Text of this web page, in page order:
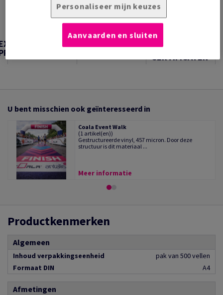
Artikel snijden
TECHNISCHE
INFORMATIE &
CERTIFICATEN
U bent misschien ook geïnteresseerd in
Coala Event Walk
(1 artikel(en))
Gestructureerde vinyl, 457 micron. Door deze
structuur is dit materiaal ...
Meer informatie
Productkenmerken
Algemeen
Inhoud verpakkingseenheid
pak van 500 vellen
Formaat DIN
A4
Afmetingen
Personaliseer mijn keuzes
Aanvaarden en sluiten